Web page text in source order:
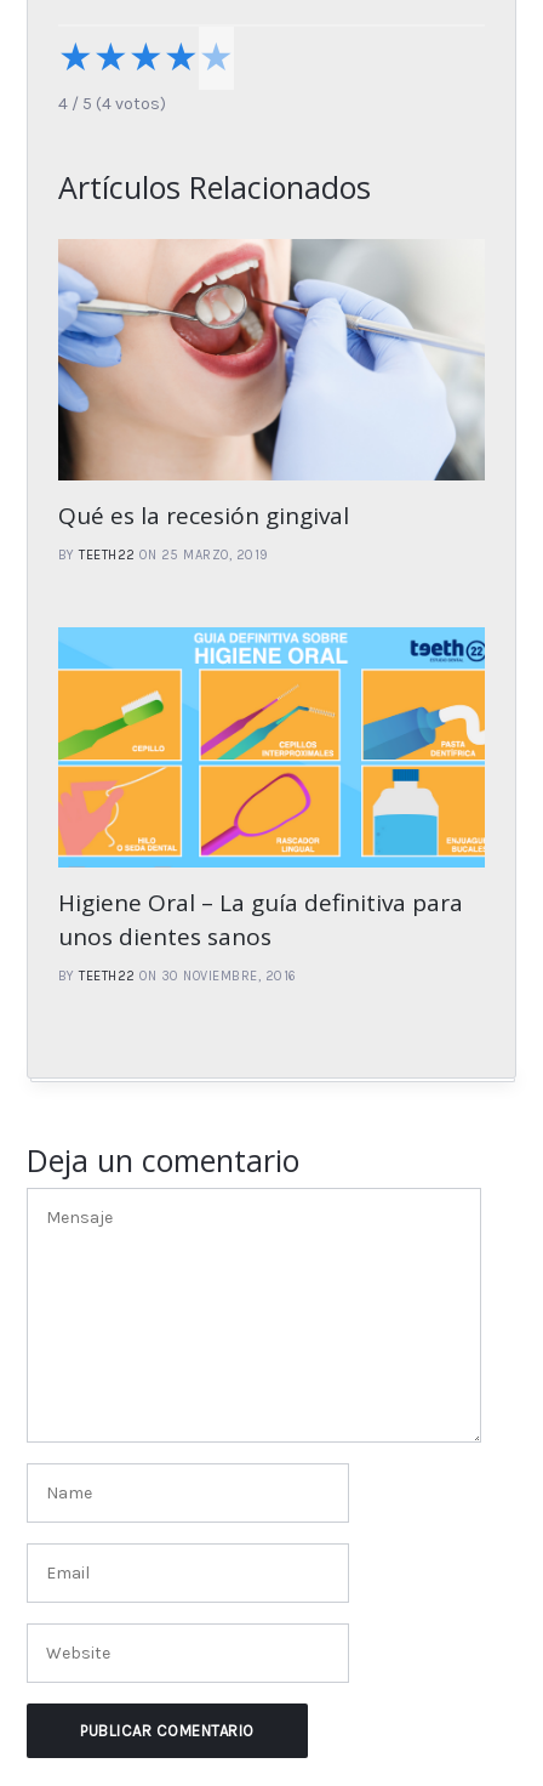
★★★★★
4 / 5 (4votos)
Artículos Relacionados
Qué es la recesión gingival
BYTEETH22 ON 25 MARZO, 2019
Higiene Oral – La guía definitiva para
unos dientes sanos
BYTEETH22 ON 30 NOVIEMBRE, 2016
Deja un comentario